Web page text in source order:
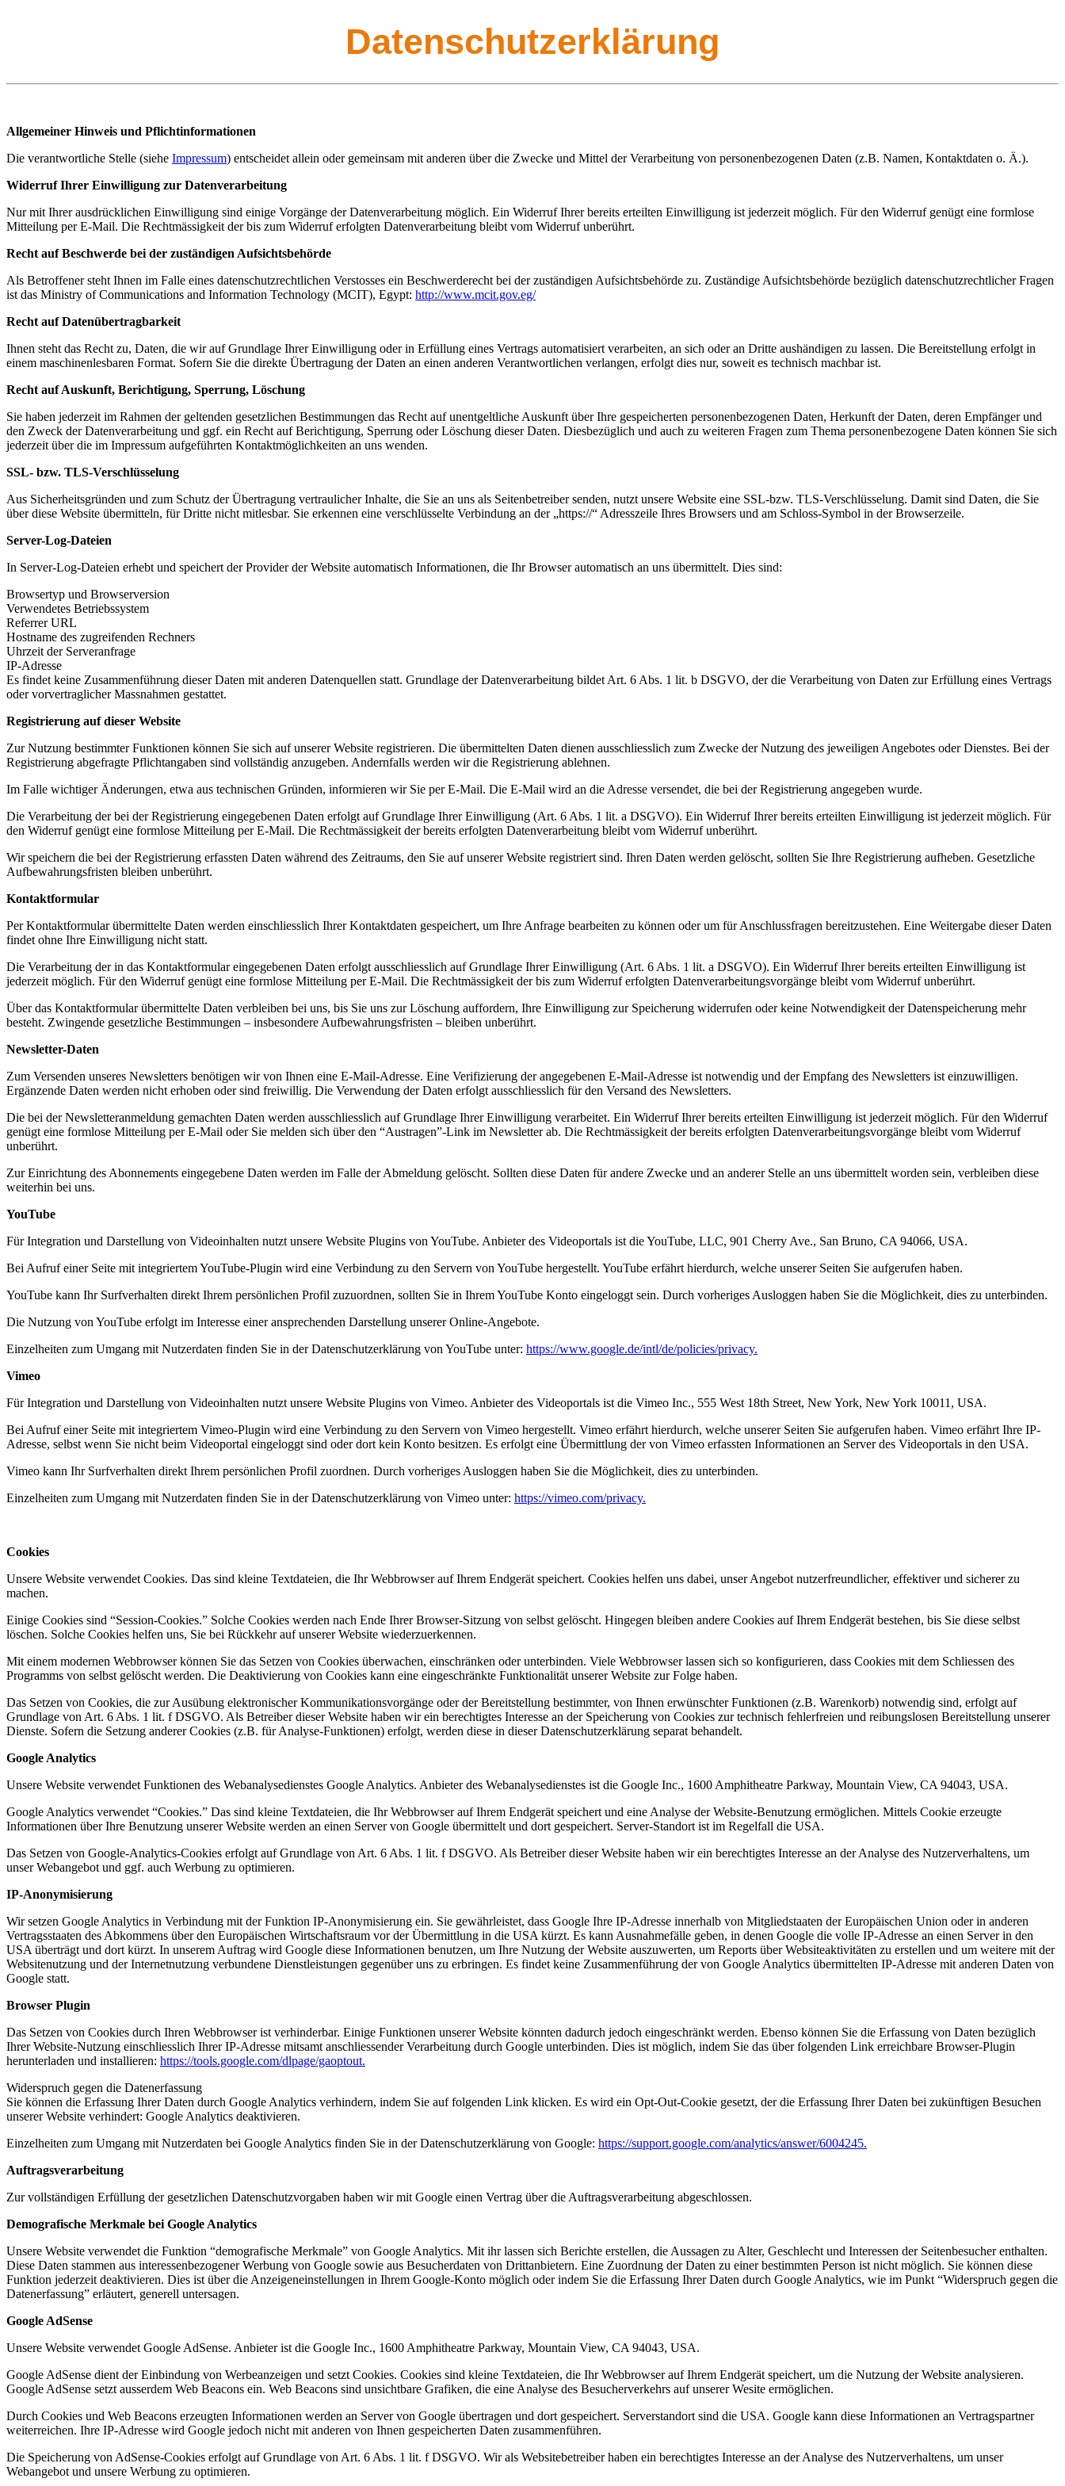
Datenschutzerklärung
Allgemeiner Hinweis und Pflichtinformationen
Die verantwortliche Stelle (siehe Impressum) entscheidet allein oder gemeinsam mit anderen über die Zwecke und Mittel der Verarbeitung von personenbezogenen Daten (z.B. Namen, Kontaktdaten o. Ä.).
Widerruf Ihrer Einwilligung zur Datenverarbeitung
Nur mit Ihrer ausdrücklichen Einwilligung sind einige Vorgänge der Datenverarbeitung möglich. Ein Widerruf Ihrer bereits erteilten Einwilligung ist jederzeit möglich. Für den Widerruf genügt eine formlose
Mitteilung per E-Mail. Die Rechtmässigkeit der bis zum Widerruf erfolgten Datenverarbeitung bleibt vom Widerruf unberührt.
Recht auf Beschwerde bei der zuständigen Aufsichtsbehörde
Als Betroffener steht Ihnen im Falle eines datenschutzrechtlichen Verstosses ein Beschwerderecht bei der zuständigen Aufsichtsbehörde zu. Zuständige Aufsichtsbehörde bezüglich datenschutzrechtlicher Fragen
ist das Ministry of Communications and Information Technology (MCIT), Egypt: http://www.mcit.gov.eg/
Recht auf Datenübertragbarkeit
Ihnen steht das Recht zu, Daten, die wir auf Grundlage Ihrer Einwilligung oder in Erfüllung eines Vertrags automatisiert verarbeiten, an sich oder an Dritte aushändigen zu lassen. Die Bereitstellung erfolgt in
einem maschinenlesbaren Format. Sofern Sie die direkte Übertragung der Daten an einen anderen Verantwortlichen verlangen, erfolgt dies nur, soweit es technisch machbar ist.
Recht auf Auskunft, Berichtigung, Sperrung, Löschung
Sie haben jederzeit im Rahmen der geltenden gesetzlichen Bestimmungen das Recht auf unentgeltliche Auskunft über Ihre gespeicherten personenbezogenen Daten, Herkunft der Daten, deren Empfänger und
den Zweck der Datenverarbeitung und ggf. ein Recht auf Berichtigung, Sperrung oder Löschung dieser Daten. Diesbezüglich und auch zu weiteren Fragen zum Thema personenbezogene Daten können Sie sich
jederzeit über die im Impressum aufgeführten Kontaktmöglichkeiten an uns wenden.
SSL- bzw. TLS-Verschlüsselung
Aus Sicherheitsgründen und zum Schutz der Übertragung vertraulicher Inhalte, die Sie an uns als Seitenbetreiber senden, nutzt unsere Website eine SSL-bzw. TLS-Verschlüsselung. Damit sind Daten, die Sie
über diese Website übermitteln, für Dritte nicht mitlesbar. Sie erkennen eine verschlüsselte Verbindung an der „https://“ Adresszeile Ihres Browsers und am Schloss-Symbol in der Browserzeile.
Server-Log-Dateien
In Server-Log-Dateien erhebt und speichert der Provider der Website automatisch Informationen, die Ihr Browser automatisch an uns übermittelt. Dies sind:
Browsertyp und Browserversion
Verwendetes Betriebssystem
Referrer URL
Hostname des zugreifenden Rechners
Uhrzeit der Serveranfrage
IP-Adresse
Es findet keine Zusammenführung dieser Daten mit anderen Datenquellen statt. Grundlage der Datenverarbeitung bildet Art. 6 Abs. 1 lit. b DSGVO, der die Verarbeitung von Daten zur Erfüllung eines Vertrags
oder vorvertraglicher Massnahmen gestattet.
Registrierung auf dieser Website
Zur Nutzung bestimmter Funktionen können Sie sich auf unserer Website registrieren. Die übermittelten Daten dienen ausschliesslich zum Zwecke der Nutzung des jeweiligen Angebotes oder Dienstes. Bei der
Registrierung abgefragte Pflichtangaben sind vollständig anzugeben. Andernfalls werden wir die Registrierung ablehnen.
Im Falle wichtiger Änderungen, etwa aus technischen Gründen, informieren wir Sie per E-Mail. Die E-Mail wird an die Adresse versendet, die bei der Registrierung angegeben wurde.
Die Verarbeitung der bei der Registrierung eingegebenen Daten erfolgt auf Grundlage Ihrer Einwilligung (Art. 6 Abs. 1 lit. a DSGVO). Ein Widerruf Ihrer bereits erteilten Einwilligung ist jederzeit möglich. Für
den Widerruf genügt eine formlose Mitteilung per E-Mail. Die Rechtmässigkeit der bereits erfolgten Datenverarbeitung bleibt vom Widerruf unberührt.
Wir speichern die bei der Registrierung erfassten Daten während des Zeitraums, den Sie auf unserer Website registriert sind. Ihren Daten werden gelöscht, sollten Sie Ihre Registrierung aufheben. Gesetzliche
Aufbewahrungsfristen bleiben unberührt.
Kontaktformular
Per Kontaktformular übermittelte Daten werden einschliesslich Ihrer Kontaktdaten gespeichert, um Ihre Anfrage bearbeiten zu können oder um für Anschlussfragen bereitzustehen. Eine Weitergabe dieser Daten
findet ohne Ihre Einwilligung nicht statt.
Die Verarbeitung der in das Kontaktformular eingegebenen Daten erfolgt ausschliesslich auf Grundlage Ihrer Einwilligung (Art. 6 Abs. 1 lit. a DSGVO). Ein Widerruf Ihrer bereits erteilten Einwilligung ist
jederzeit möglich. Für den Widerruf genügt eine formlose Mitteilung per E-Mail. Die Rechtmässigkeit der bis zum Widerruf erfolgten Datenverarbeitungsvorgänge bleibt vom Widerruf unberührt.
Über das Kontaktformular übermittelte Daten verbleiben bei uns, bis Sie uns zur Löschung auffordern, Ihre Einwilligung zur Speicherung widerrufen oder keine Notwendigkeit der Datenspeicherung mehr
besteht. Zwingende gesetzliche Bestimmungen – insbesondere Aufbewahrungsfristen – bleiben unberührt.
Newsletter-Daten
Zum Versenden unseres Newsletters benötigen wir von Ihnen eine E-Mail-Adresse. Eine Verifizierung der angegebenen E-Mail-Adresse ist notwendig und der Empfang des Newsletters ist einzuwilligen.
Ergänzende Daten werden nicht erhoben oder sind freiwillig. Die Verwendung der Daten erfolgt ausschliesslich für den Versand des Newsletters.
Die bei der Newsletteranmeldung gemachten Daten werden ausschliesslich auf Grundlage Ihrer Einwilligung verarbeitet. Ein Widerruf Ihrer bereits erteilten Einwilligung ist jederzeit möglich. Für den Widerruf
genügt eine formlose Mitteilung per E-Mail oder Sie melden sich über den “Austragen”-Link im Newsletter ab. Die Rechtmässigkeit der bereits erfolgten Datenverarbeitungsvorgänge bleibt vom Widerruf
unberührt.
Zur Einrichtung des Abonnements eingegebene Daten werden im Falle der Abmeldung gelöscht. Sollten diese Daten für andere Zwecke und an anderer Stelle an uns übermittelt worden sein, verbleiben diese
weiterhin bei uns.
YouTube
Für Integration und Darstellung von Videoinhalten nutzt unsere Website Plugins von YouTube. Anbieter des Videoportals ist die YouTube, LLC, 901 Cherry Ave., San Bruno, CA 94066, USA.
Bei Aufruf einer Seite mit integriertem YouTube-Plugin wird eine Verbindung zu den Servern von YouTube hergestellt. YouTube erfährt hierdurch, welche unserer Seiten Sie aufgerufen haben.
YouTube kann Ihr Surfverhalten direkt Ihrem persönlichen Profil zuzuordnen, sollten Sie in Ihrem YouTube Konto eingeloggt sein. Durch vorheriges Ausloggen haben Sie die Möglichkeit, dies zu unterbinden.
Die Nutzung von YouTube erfolgt im Interesse einer ansprechenden Darstellung unserer Online-Angebote.
Einzelheiten zum Umgang mit Nutzerdaten finden Sie in der Datenschutzerklärung von YouTube unter: https://www.google.de/intl/de/policies/privacy.
Vimeo
Für Integration und Darstellung von Videoinhalten nutzt unsere Website Plugins von Vimeo. Anbieter des Videoportals ist die Vimeo Inc., 555 West 18th Street, New York, New York 10011, USA.
Bei Aufruf einer Seite mit integriertem Vimeo-Plugin wird eine Verbindung zu den Servern von Vimeo hergestellt. Vimeo erfährt hierdurch, welche unserer Seiten Sie aufgerufen haben. Vimeo erfährt Ihre IP-
Adresse, selbst wenn Sie nicht beim Videoportal eingeloggt sind oder dort kein Konto besitzen. Es erfolgt eine Übermittlung der von Vimeo erfassten Informationen an Server des Videoportals in den USA.
Vimeo kann Ihr Surfverhalten direkt Ihrem persönlichen Profil zuordnen. Durch vorheriges Ausloggen haben Sie die Möglichkeit, dies zu unterbinden.
Einzelheiten zum Umgang mit Nutzerdaten finden Sie in der Datenschutzerklärung von Vimeo unter: https://vimeo.com/privacy.
Cookies
Unsere Website verwendet Cookies. Das sind kleine Textdateien, die Ihr Webbrowser auf Ihrem Endgerät speichert. Cookies helfen uns dabei, unser Angebot nutzerfreundlicher, effektiver und sicherer zu
machen.
Einige Cookies sind “Session-Cookies.” Solche Cookies werden nach Ende Ihrer Browser-Sitzung von selbst gelöscht. Hingegen bleiben andere Cookies auf Ihrem Endgerät bestehen, bis Sie diese selbst
löschen. Solche Cookies helfen uns, Sie bei Rückkehr auf unserer Website wiederzuerkennen.
Mit einem modernen Webbrowser können Sie das Setzen von Cookies überwachen, einschränken oder unterbinden. Viele Webbrowser lassen sich so konfigurieren, dass Cookies mit dem Schliessen des
Programms von selbst gelöscht werden. Die Deaktivierung von Cookies kann eine eingeschränkte Funktionalität unserer Website zur Folge haben.
Das Setzen von Cookies, die zur Ausübung elektronischer Kommunikationsvorgänge oder der Bereitstellung bestimmter, von Ihnen erwünschter Funktionen (z.B. Warenkorb) notwendig sind, erfolgt auf
Grundlage von Art. 6 Abs. 1 lit. f DSGVO. Als Betreiber dieser Website haben wir ein berechtigtes Interesse an der Speicherung von Cookies zur technisch fehlerfreien und reibungslosen Bereitstellung unserer
Dienste. Sofern die Setzung anderer Cookies (z.B. für Analyse-Funktionen) erfolgt, werden diese in dieser Datenschutzerklärung separat behandelt.
Google Analytics
Unsere Website verwendet Funktionen des Webanalysedienstes Google Analytics. Anbieter des Webanalysedienstes ist die Google Inc., 1600 Amphitheatre Parkway, Mountain View, CA 94043, USA.
Google Analytics verwendet “Cookies.” Das sind kleine Textdateien, die Ihr Webbrowser auf Ihrem Endgerät speichert und eine Analyse der Website-Benutzung ermöglichen. Mittels Cookie erzeugte
Informationen über Ihre Benutzung unserer Website werden an einen Server von Google übermittelt und dort gespeichert. Server-Standort ist im Regelfall die USA.
Das Setzen von Google-Analytics-Cookies erfolgt auf Grundlage von Art. 6 Abs. 1 lit. f DSGVO. Als Betreiber dieser Website haben wir ein berechtigtes Interesse an der Analyse des Nutzerverhaltens, um
unser Webangebot und ggf. auch Werbung zu optimieren.
IP-Anonymisierung
Wir setzen Google Analytics in Verbindung mit der Funktion IP-Anonymisierung ein. Sie gewährleistet, dass Google Ihre IP-Adresse innerhalb von Mitgliedstaaten der Europäischen Union oder in anderen
Vertragsstaaten des Abkommens über den Europäischen Wirtschaftsraum vor der Übermittlung in die USA kürzt. Es kann Ausnahmefälle geben, in denen Google die volle IP-Adresse an einen Server in den
USA überträgt und dort kürzt. In unserem Auftrag wird Google diese Informationen benutzen, um Ihre Nutzung der Website auszuwerten, um Reports über Websiteaktivitäten zu erstellen und um weitere mit der
Websitenutzung und der Internetnutzung verbundene Dienstleistungen gegenüber uns zu erbringen. Es findet keine Zusammenführung der von Google Analytics übermittelten IP-Adresse mit anderen Daten von
Google statt.
Browser Plugin
Das Setzen von Cookies durch Ihren Webbrowser ist verhinderbar. Einige Funktionen unserer Website könnten dadurch jedoch eingeschränkt werden. Ebenso können Sie die Erfassung von Daten bezüglich
Ihrer Website-Nutzung einschliesslich Ihrer IP-Adresse mitsamt anschliessender Verarbeitung durch Google unterbinden. Dies ist möglich, indem Sie das über folgenden Link erreichbare Browser-Plugin
herunterladen und installieren: https://tools.google.com/dlpage/gaoptout.
Widerspruch gegen die Datenerfassung
Sie können die Erfassung Ihrer Daten durch Google Analytics verhindern, indem Sie auf folgenden Link klicken. Es wird ein Opt-Out-Cookie gesetzt, der die Erfassung Ihrer Daten bei zukünftigen Besuchen
unserer Website verhindert: Google Analytics deaktivieren.
Einzelheiten zum Umgang mit Nutzerdaten bei Google Analytics finden Sie in der Datenschutzerklärung von Google: https://support.google.com/analytics/answer/6004245.
Auftragsverarbeitung
Zur vollständigen Erfüllung der gesetzlichen Datenschutzvorgaben haben wir mit Google einen Vertrag über die Auftragsverarbeitung abgeschlossen.
Demografische Merkmale bei Google Analytics
Unsere Website verwendet die Funktion “demografische Merkmale” von Google Analytics. Mit ihr lassen sich Berichte erstellen, die Aussagen zu Alter, Geschlecht und Interessen der Seitenbesucher enthalten.
Diese Daten stammen aus interessenbezogener Werbung von Google sowie aus Besucherdaten von Drittanbietern. Eine Zuordnung der Daten zu einer bestimmten Person ist nicht möglich. Sie können diese
Funktion jederzeit deaktivieren. Dies ist über die Anzeigeneinstellungen in Ihrem Google-Konto möglich oder indem Sie die Erfassung Ihrer Daten durch Google Analytics, wie im Punkt “Widerspruch gegen die
Datenerfassung” erläutert, generell untersagen.
Google AdSense
Unsere Website verwendet Google AdSense. Anbieter ist die Google Inc., 1600 Amphitheatre Parkway, Mountain View, CA 94043, USA.
Google AdSense dient der Einbindung von Werbeanzeigen und setzt Cookies. Cookies sind kleine Textdateien, die Ihr Webbrowser auf Ihrem Endgerät speichert, um die Nutzung der Website analysieren.
Google AdSense setzt ausserdem Web Beacons ein. Web Beacons sind unsichtbare Grafiken, die eine Analyse des Besucherverkehrs auf unserer Wesite ermöglichen.
Durch Cookies und Web Beacons erzeugten Informationen werden an Server von Google übertragen und dort gespeichert. Serverstandort sind die USA. Google kann diese Informationen an Vertragspartner
weiterreichen. Ihre IP-Adresse wird Google jedoch nicht mit anderen von Ihnen gespeicherten Daten zusammenführen.
Die Speicherung von AdSense-Cookies erfolgt auf Grundlage von Art. 6 Abs. 1 lit. f DSGVO. Wir als Websitebetreiber haben ein berechtigtes Interesse an der Analyse des Nutzerverhaltens, um unser
Webangebot und unsere Werbung zu optimieren.